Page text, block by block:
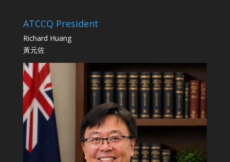
ATCCQ President
Richard Huang
黃元佐